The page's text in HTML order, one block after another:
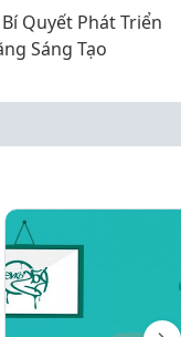
Quyết Phát Triển
Sáng Tạo